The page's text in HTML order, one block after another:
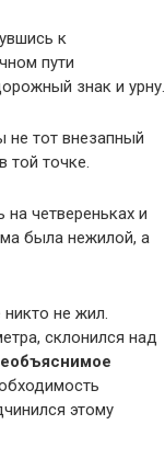
к
пути
знак и урну.
не тот внезапный
той точке.
четвереньках и
была нежилой, а
не жил.
склонился над
этому